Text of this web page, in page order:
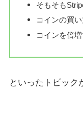
そもそも
コインの買
コインを倍
といったトピック